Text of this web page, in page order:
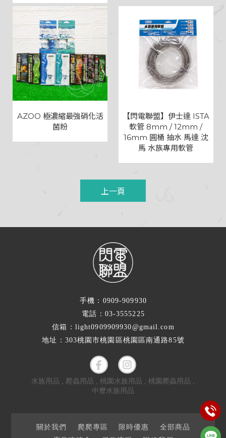
AZOO 極濃縮最強硝化活
菌粉
【閃電聯盟】伊士達 ISTA
軟管 8mm / 12mm /
16mm 圓桶 抽水 馬達 沈
馬 水族專用軟管
上一頁
手機：0909-909930
電話：03-3555225
信箱：light0909909930@gmail.com
地址：303桃園市桃園區桃園區南通路85號
水族用品 爬蟲用品 桃園水族用品
桃園爬蟲用品
中壢水族用品
關於我們 爬爬專區 限時優惠
全部商品